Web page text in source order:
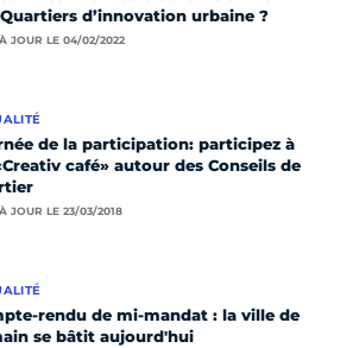
d’innovation urbaine ?
JOUR LE 04/02/2022
de la participation: participez à
café» autour des Conseils de
JOUR LE 23/03/2018
rendu de mi-mandat : la ville de
se bâtit aujourd'hui